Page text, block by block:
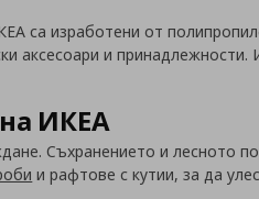
са изработени от
аксесоари и
ИКЕА
Съхранението и лесното
и рафтове с кутии, за да